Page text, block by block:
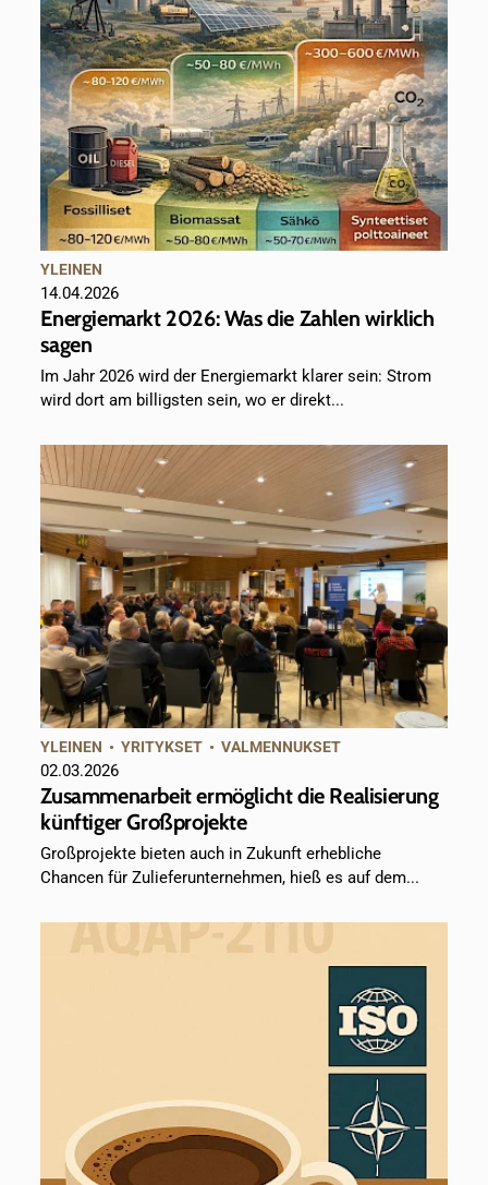
YLEINEN
14.04.2026
Energiemarkt 2026: Was die Zahlen wirklich
sagen
Im Jahr 2026 wird der Energiemarkt klarer sein: Strom
wird dort am billigsten sein, wo er direkt...
YLEINEN •YRITYKSET •VALMENNUKSET
02.03.2026
Zusammenarbeit ermöglicht die Realisierung
künftiger Großprojekte
Großprojekte bieten auch in Zukunft erhebliche
Chancen für Zulieferunternehmen, hieß es auf dem...